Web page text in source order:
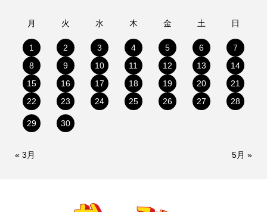
月 火 水 木 金 土 日
1 2 3 4 5 6
7
8
9 10 11 12 13
14
15
16 17 18 19 20
21
22
23 24 25 26 27 28
29 30
« 3月 5月 »